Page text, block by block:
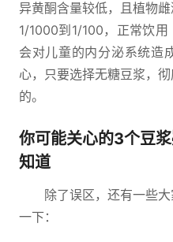
异黄酮含量较低，且植物
1/1000到1/100，正常饮
会对儿童的内分泌系统造
心，只要选择无糖豆浆，
的。
你可能关心的3个豆
知道
除了误区，还有一些
一下：